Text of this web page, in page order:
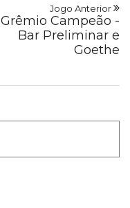
Jogo Anterior
Grêmio Campeão -
Bar Preliminar e
Goethe